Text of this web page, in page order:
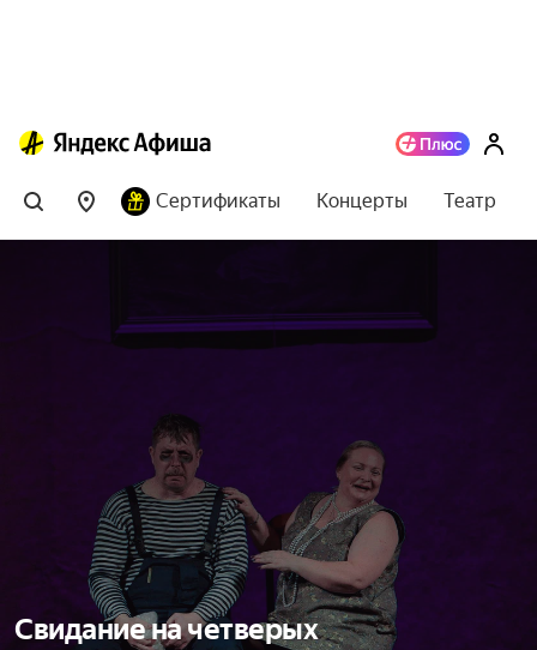
Сертификаты Концерты Театр
Свидание на четверых